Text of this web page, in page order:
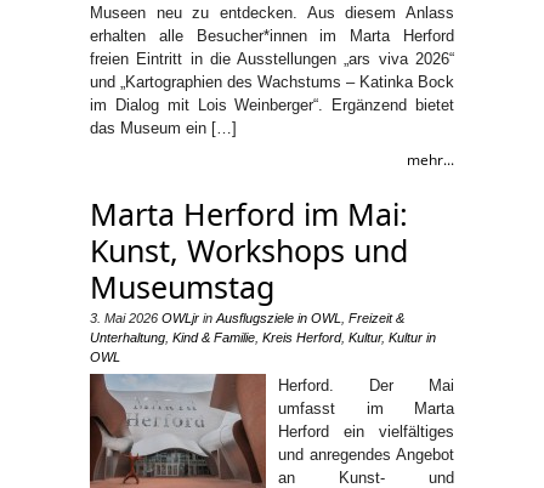
Museen neu zu entdecken. Aus diesem Anlass
erhalten alle Besucher*innen im Marta Herford
freien Eintritt in die Ausstellungen „ars viva 2026“
und „Kartographien des Wachstums – Katinka Bock
im Dialog mit Lois Weinberger“. Ergänzend bietet
das Museum ein […]
mehr...
Marta Herford im Mai:
Kunst, Workshops und
Museumstag
3. Mai 2026 OWLjr in Ausflugsziele in OWL
Freizeit &
Unterhaltung Kind & Familie Kreis Herford, Kultur, Kultur in
OWL
Herford. Der Mai
umfasst im Marta
Herford ein vielfältiges
und anregendes Angebot
an Kunst- und